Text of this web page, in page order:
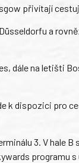
přivítají
a
dále na letišti
k dispozici pro
3. V hale B
programu